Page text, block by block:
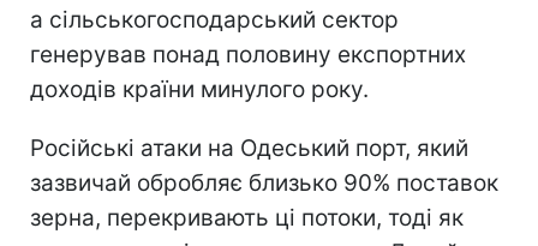
а сільськогосподарський сектор
генерував понад половину експортних
доходів країни минулого року.
Російські атаки на Одеський порт, який
зазвичай обробляє близько 90% поставок
зерна, перекривають ці потоки, тоді як